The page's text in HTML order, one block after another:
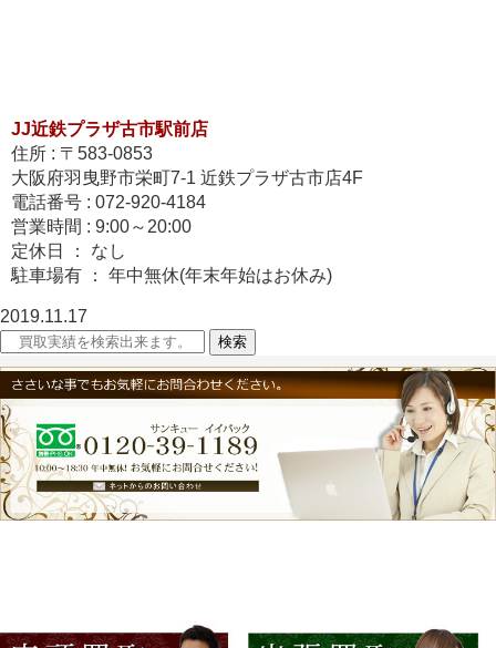
JJ近鉄プラザ古市駅前店
住所 : 〒583-0853
大阪府羽曳野市栄町7-1 近鉄プラザ古市店4F
電話番号 : 072-920-4184
営業時間 : 9:00～20:00
定休日 ： なし
駐車場有 ： 年中無休(年末年始はお休み)
2019.11.17